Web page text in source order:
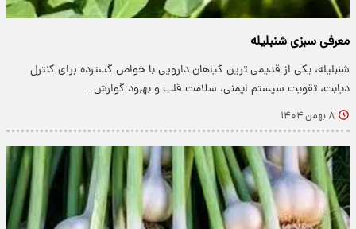
معرفی سبزی شنبلیله
شنبلیله، یکی از قدیمی ترین گیاهان دارویی با خواص گسترده برای کنترل
دیابت، تقویت سیستم ایمنی، سلامت قلب و بهبود گوارش…
۸ بهمن ۱۴۰۴